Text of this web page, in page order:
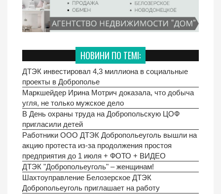
НОВИНИ ПО ТЕМІ:
ДТЭК инвестировал 4,3 миллиона в социальные
проекты в Доброполье
Маркшейдер Ирина Мотрич доказала, что добыча
угля, не только мужское дело
В День охраны труда на Добропольскую ЦОФ
пригласили детей
Работники ООО ДТЭК Добропольеуголь вышли на
акцию протеста из-за продолжения простоя
предприятия до 1 июля + ФОТО + ВИДЕО
ДТЭК "Добропольеуголь" – женщинам!
Шахтоуправление Белозерское ДТЭК
Добропольеуголь приглашает на работу